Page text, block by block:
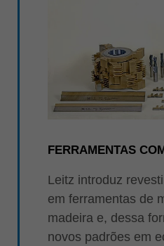
FERRAMENTAS
Leitz introduz
em ferramentas de
madeira e, dessa
novos padrões em